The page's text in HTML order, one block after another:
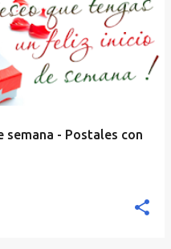
semana - Postales con